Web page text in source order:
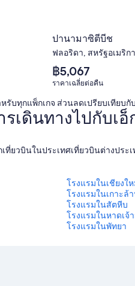
ปานามาซิตีบีช
ฟลอริดา, สหรัฐอเมริกา
ราคา
เฉลี่ย
คืน
เท่ากับ
฿5,067
฿5,067
ราคาเฉลี่ยต่อคืน
บทุกแพ็กเกจ ส่วนลดเปรียบเทียบกั
เดินทางไปกับเอ็
เที่ยวบินในประเทศเที่ยวบินต่างประ
โรงแรมในเชียงใ
โรงแรมในเกาะล้
โรงแรมในสัตหีบ
โรงแรมในหาดเจ้
โรงแรมในพัทยา